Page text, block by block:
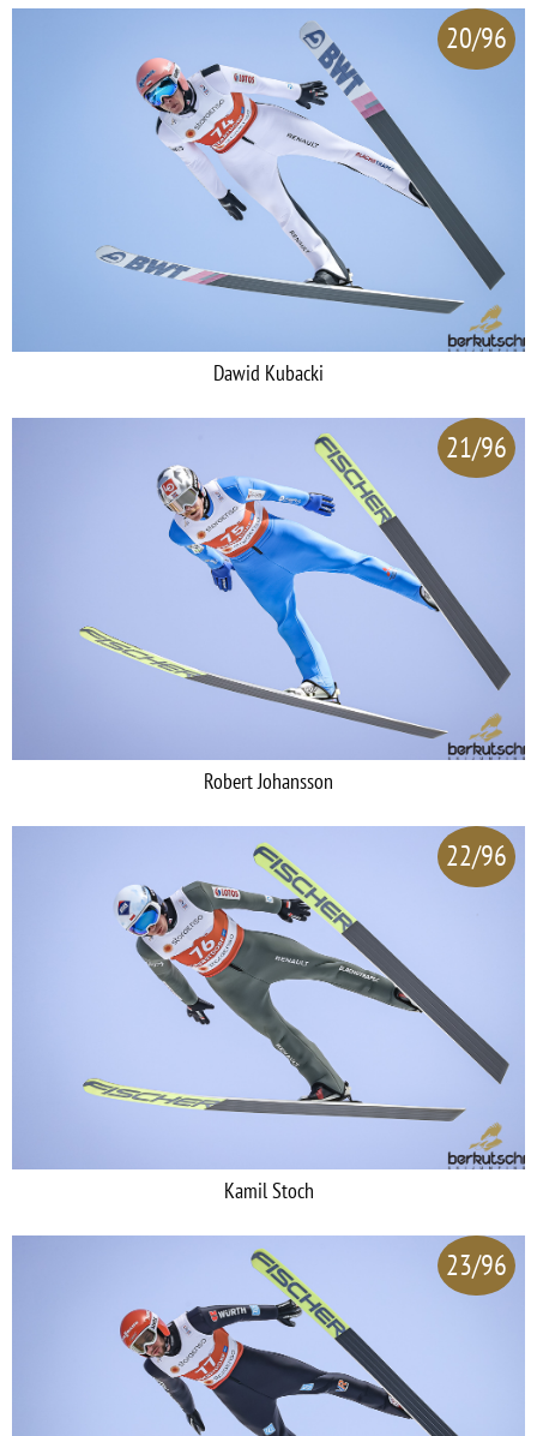
20/96
Dawid Kubacki
21/96
Robert Johansson
22/96
Kamil Stoch
23/96